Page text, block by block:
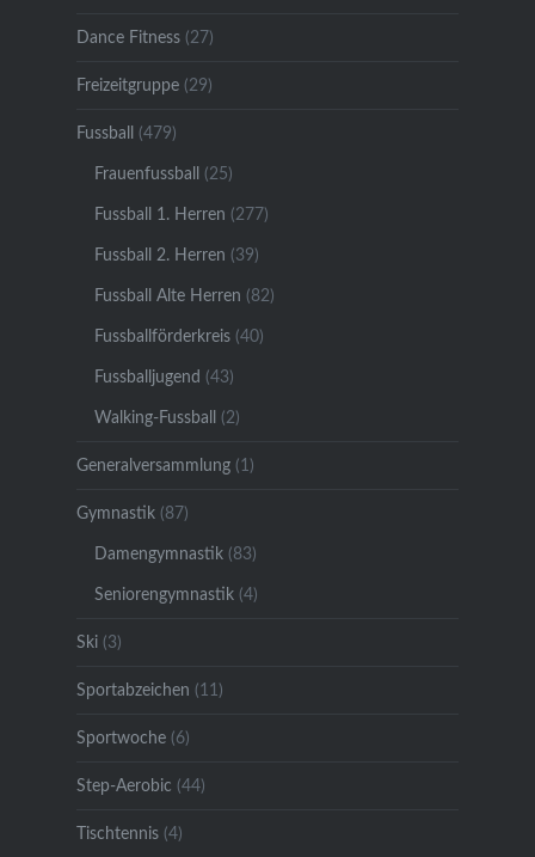
Dance Fitness(27)
Freizeitgruppe(29)
Fussball (479)
Frauenfussball (25)
Fussball 1. Herren (277)
Fussball 2. Herren (39)
Fussball Alte Herren (82)
Fussballförderkreis(40)
Fussballjugend (43)
Walking-Fussball (2)
Generalversammlung(1)
Gymnastik(87)
Damengymnastik(83)
Seniorengymnastik(4)
Ski(3)
Sportabzeichen (11)
Sportwoche(6)
Step-Aerobic (44)
Tischtennis(4)